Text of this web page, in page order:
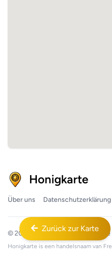
Zurück zur Karte
Honigkarte
Über uns Datenschutzerklärung
© 2026 Honigkarte™ Alle
Honigkarte is een handelsnaam van